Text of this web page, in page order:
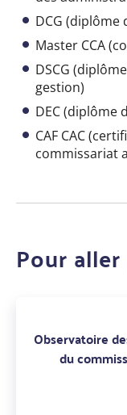
DCG (diplôme
Master CCA
DSCG
gestion)
DEC (diplôme
CAF CAC
commissariat
Pour
Observatoire
du